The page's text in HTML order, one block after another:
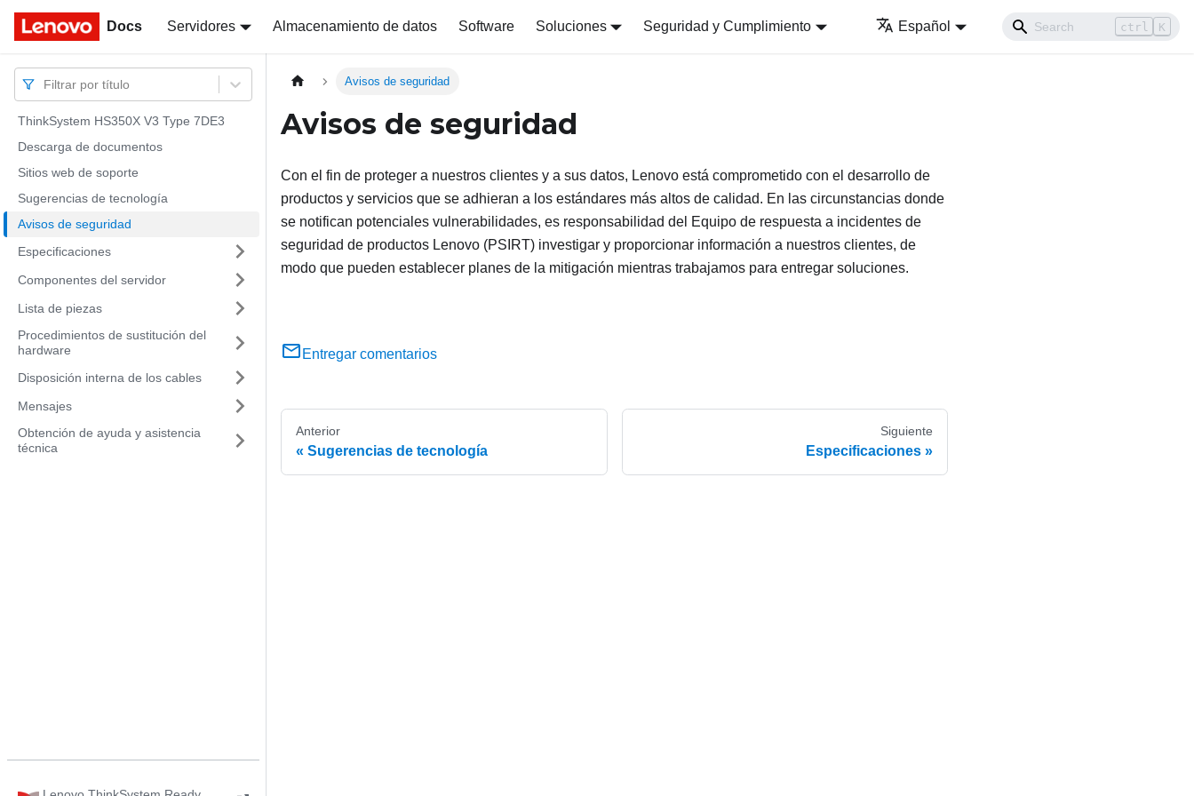
Docs Servidores Almacenamiento de datos Software Soluciones Seguridad y Cumplimiento Español ctrl K
Docs
Filtrar por título
ThinkSystem HS350X V3 Type 7DE3
Descarga de documentos
Sitios web de soporte
Sugerencias de tecnología
Avisos de seguridad
Especificaciones
Componentes del servidor
Lista de piezas
Procedimientos de sustitución del
hardware
Disposición interna de los cables
Mensajes
Obtención de ayuda y asistencia
técnica
Avisos de seguridad
Avisos de seguridad
Con el fin de proteger a nuestros clientes y a sus datos, Lenovo está comprometido con el desarrollo de
productos y servicios que se adhieran a los estándares más altos de calidad. En las circunstancias donde
se notifican potenciales vulnerabilidades, es responsabilidad del Equipo de respuesta a incidentes de
seguridad de productos Lenovo (PSIRT) investigar y proporcionar información a nuestros clientes, de
modo que pueden establecer planes de la mitigación mientras trabajamos para entregar soluciones.
Entregar comentarios
Anterior
Sugerencias de tecnología
Siguiente
Especificaciones